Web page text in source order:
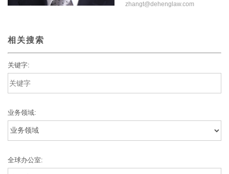
zhangt@dehenglaw.com
相关搜索
关键字:
业务领域:
全球办公室: